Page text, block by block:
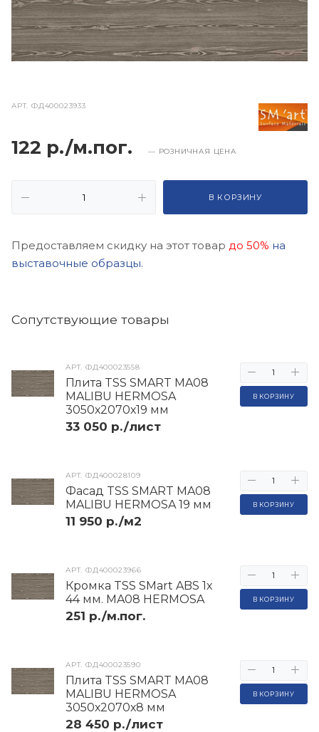
АРТ.ФД400023933
122 р./м.пог. — РОЗНИЧНАЯ ЦЕНА
В КОРЗИНУ
Предоставляем скидку на этот товар до 50% на
выставочные образцы.
Cопутствующие товары
АРТ.ФД400023590
Плита TSS SMART MA08
MALIBU HERMOSA
3050х2070х8 мм
28 450 р./лист
В КОРЗИНУ
АРТ.ФД400023966
Кромка TSS SMart ABS 1х
44 мм. MA08 HERMOSA
251 р./м.пог.
В КОРЗИНУ
АРТ.ФД400028109
Фасад TSS SMART MA08
MALIBU HERMOSA 19 мм
11 950 р./м2
В КОРЗИНУ
АРТ.ФД400023558
Плита TSS SMART MA08
MALIBU HERMOSA
3050х2070х19 мм
33 050 р./лист
В КОРЗИНУ